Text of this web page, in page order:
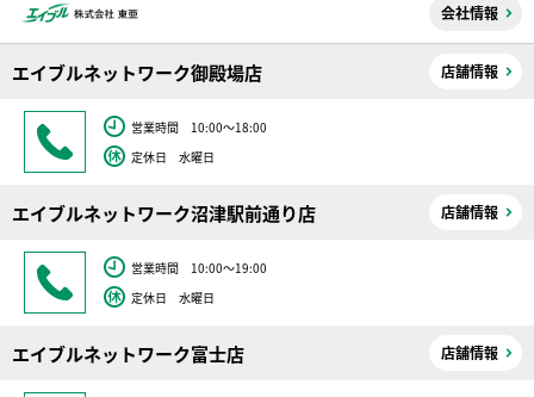
会社情報
エイブルネットワーク御殿場店 店舗情報
営業時間 10:00～18:00
定休日 水曜日
エイブルネットワーク沼津駅前通り店 店舗情報
営業時間 10:00～19:00
定休日 水曜日
エイブルネットワーク富士店 店舗情報